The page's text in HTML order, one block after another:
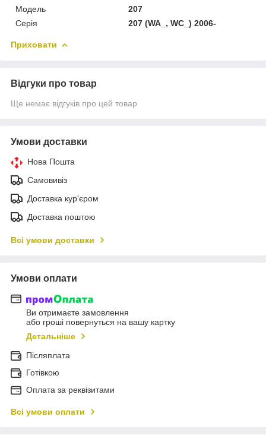
Модель
207
Серія
207 (WA_, WC_) 2006-
Приховати
Відгуки про товар
Ще немає відгуків про цей товар
Умови доставки
Нова Пошта
Самовивіз
Доставка кур'єром
Доставка поштою
Всі умови доставки
Умови оплати
Ви отримаєте замовлення
або гроші повернуться на вашу картку
Детальніше
Післяплата
Готівкою
Оплата за реквізитами
Всі умови оплати